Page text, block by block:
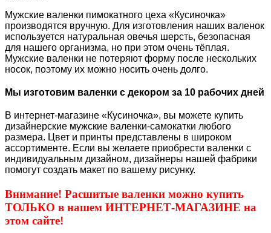
Мужские валенки пимокатного цеха «Кусиночка»
производятся вручную. Для изготовления наших валенок
используется натуральная овечья шерсть, безопасная
для нашего организма, но при этом очень тёплая.
Мужские валенки не потеряют форму после нескольких
носок, поэтому их можно носить очень долго.
Мы изготовим валенки с декором за 10 рабочих дней
В интернет-магазине «Кусиночка», вы можете купить
дизайнерские мужские валенки-самокатки любого
размера. Цвет и принты представлены в широком
ассортименте. Если вы желаете приобрести валенки с
индивидуальным дизайном, дизайнеры нашей фабрики
помогут создать макет по вашему рисунку.
Внимание! Расшитые валенки можно купить
ТОЛЬКО в нашем ИНТЕРНЕТ-МАГАЗИНЕ на
этом сайте!